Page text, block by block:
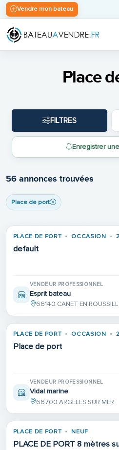
Vendre mon bateau
Place
FILTRES
Enregistrer
56 annonces trouvées
Place de port
PLACE DE PORT OCCASION
default
VENDEUR PROFESSIONNEL
Esprit bateau
66140 CANET EN
PLACE DE PORT OCCASION
Place de port
VENDEUR PROFESSIONNEL
Vidal marine
66700 ARGELES SUR MER
PLACE DE PORT NEUF
PLACE DE PORT 8 mètres